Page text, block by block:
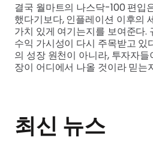
결국 월마트의 나스닥-100 편입
했다기보다, 인플레이션 이후의
가치 있게 여기는지를 보여준다.
수익 가시성이 다시 주목받고 있
의 성장 원천이 아니라, 투자자
장이 어디에서 나올 것이라 믿는
최신 뉴스